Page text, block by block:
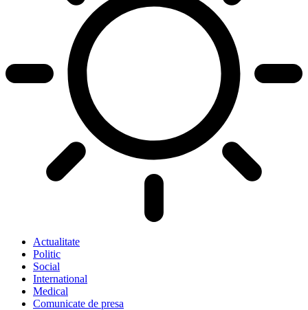
Actualitate
Politic
Social
International
Medical
Comunicate de presa